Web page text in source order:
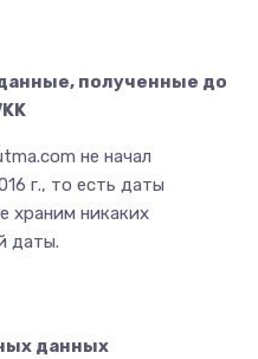
полученные до
не начал
г., то есть даты
храним никаких
даты.
данных